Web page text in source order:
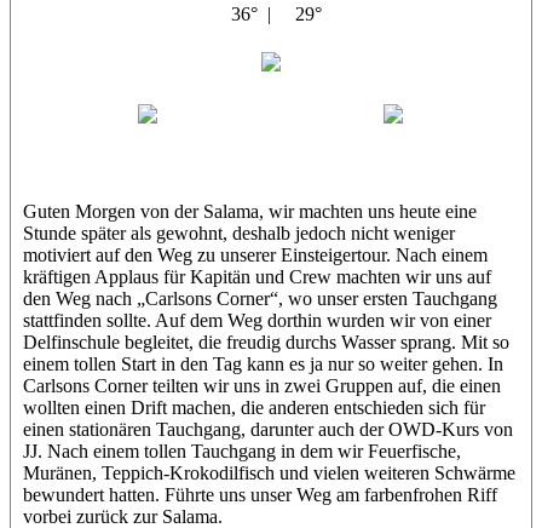
36° | 29°
Guten Morgen von der Salama, wir machten uns heute eine
Stunde später als gewohnt, deshalb jedoch nicht weniger
motiviert auf den Weg zu unserer Einsteigertour. Nach einem
kräftigen Applaus für Kapitän und Crew machten wir uns auf
den Weg nach „Carlsons Corner“, wo unser ersten Tauchgang
stattfinden sollte. Auf dem Weg dorthin wurden wir von einer
Delfinschule begleitet, die freudig durchs Wasser sprang. Mit so
einem tollen Start in den Tag kann es ja nur so weiter gehen. In
Carlsons Corner teilten wir uns in zwei Gruppen auf, die einen
wollten einen Drift machen, die anderen entschieden sich für
einen stationären Tauchgang, darunter auch der OWD-Kurs von
JJ. Nach einem tollen Tauchgang in dem wir Feuerfische,
Muränen, Teppich-Krokodilfisch und vielen weiteren Schwärme
bewundert hatten. Führte uns unser Weg am farbenfrohen Riff
vorbei zurück zur Salama.